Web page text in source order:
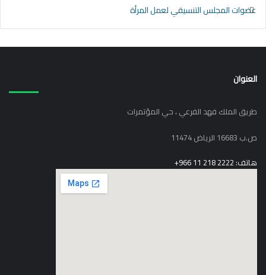
عضوات المجلس التنسيقي لعمل المرأة
العنوان
طريق الملك فهد الفرعي ، حي المؤتمرات
ص.ب 16683 الرياض 11474
هاتف: 2222 218 11 966+